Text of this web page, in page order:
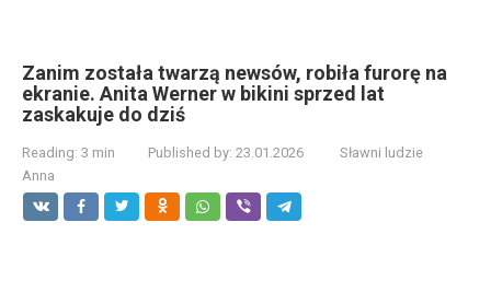
Zanim została twarzą newsów, robiła furorę na
ekranie. Anita Werner w bikini sprzed lat
zaskakuje do dziś
Reading: 3 min Published by: 23.01.2026
Sławni ludzie
Anna